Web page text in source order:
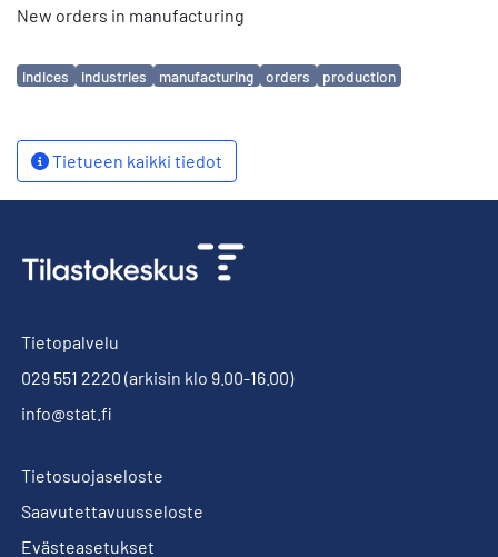
New orders in manufacturing
Avainsanat
indices industries manufacturing orders production
Tietueen kaikki tiedot
Tietopalvelu
029 551 2220 (arkisin klo 9.00-16.00)
info@stat.fi
Tietosuojaseloste
Saavutettavuusseloste
Evästeasetukset